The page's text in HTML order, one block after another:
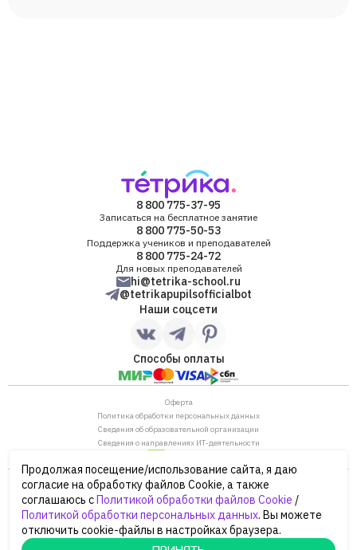
8 800 775-37-95
Записаться на бесплатное занятие
8 800 775-50-53
Поддержка учеников и преподавателей
8 800 775-24-72
Для новых преподавателей
hi@tetrika-school.ru
@tetrikapupilsofficialbot
Наши соцсети
Способы оплаты
Оферта
Политика обработки персональных данных
Сведения об образовательной организации
Сведения о направлениях ИТ-деятельности
ОГРН: 1187746880530
ИНН/КПП: 7702446568/770901001
105120, г. Москва, ул. Нижняя Сыромятническая,
дом 10, строение 12, этаж 4
Сайт Минпросвещения России
Сайт Минобрнауки России
Продолжая посещение/использование сайта, я даю
согласие на обработку файлов Cookie, а также
соглашаюсь сПолитикой обработки файлов Cookie /
Политикой обработки персональных данных. Вы можете
отключить cookie-файлы в настройках браузера.